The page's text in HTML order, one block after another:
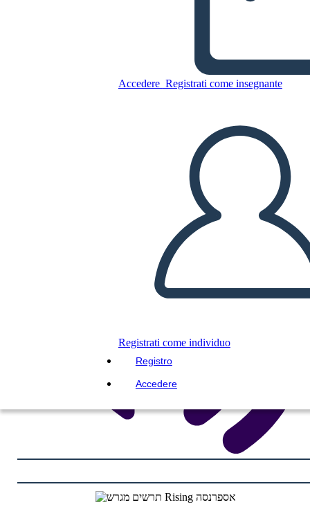
Accedere Registrati come insegnante
Registrati come individuo
Registro
Accedere
RIPRODURRE LA PRESENTAZIONE
LEGGIMI